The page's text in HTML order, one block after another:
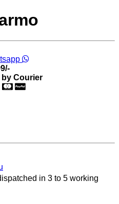
Courier
in 3 to 5 working